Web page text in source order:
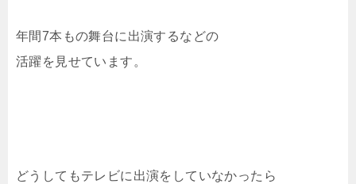
年間7本もの舞台に出演するなどの
活躍を見せています。
どうしてもテレビに出演をしていなかったら